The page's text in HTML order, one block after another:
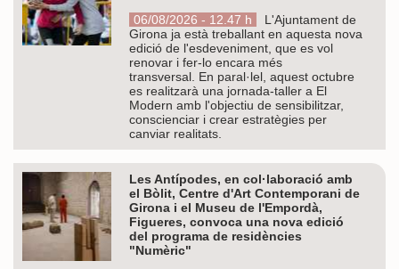
06/08/2026 - 12.47 h
L'Ajuntament de
Girona ja està treballant en aquesta nova
edició de l'esdeveniment, que es vol
renovar i fer-lo encara més
transversal. En paral·lel, aquest octubre
es realitzarà una jornada-taller a El
Modern amb l'objectiu de sensibilitzar,
conscienciar i crear estratègies per
canviar realitats.
Les Antípodes, en col·laboració amb
el Bòlit, Centre d'Art Contemporani de
Girona i el Museu de l'Empordà,
Figueres, convoca una nova edició
del programa de residències
"Numèric"